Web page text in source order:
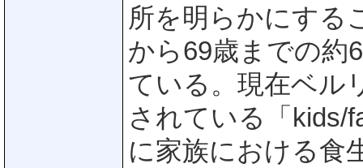
所を明らかにする
から69歳までの約
ている。現在ベル
されている「kids/
に家族における食